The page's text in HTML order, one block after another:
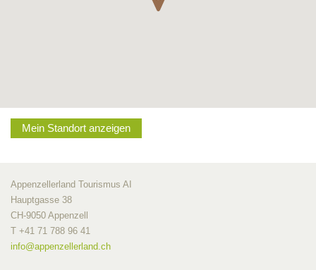
Mein Standort anzeigen
Appenzellerland Tourismus AI
Hauptgasse 38
CH-9050 Appenzell
T +41 71 788 96 41
info@appenzellerland.ch